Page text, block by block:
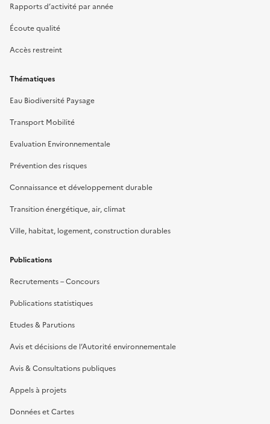
Rapports d’activité par année
Écoute qualité
Accès restreint
Thématiques
Eau Biodiversité Paysage
Transport Mobilité
Evaluation Environnementale
Prévention des risques
Connaissance et développement durable
Transition énergétique, air, climat
Ville, habitat, logement, construction durables
Publications
Recrutements – Concours
Publications statistiques
Etudes & Parutions
Avis et décisions de l’Autorité environnementale
Avis & Consultations publiques
Appels à projets
Données et Cartes